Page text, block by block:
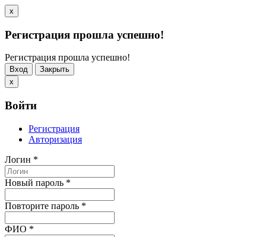
x
Регистрация прошла успешно!
Регистрация прошла успешно!
Вход
Закрыть
x
Войти
Регистрация
Авторизация
Логин *
Новый пароль *
Повторите пароль *
ФИО *